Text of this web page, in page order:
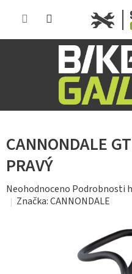
CANNONDALE
PRAVÝ
Průměrné
hodnocení
produktu
Neohodnoceno Podrobnosti
Značka:CANNONDALE